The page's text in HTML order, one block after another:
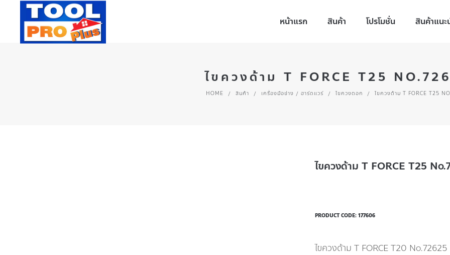
หน้าแรก สินค้า โปรโมชั่น สินค้าแนะ
ไขควงด้าม T FORCE T25
HOME / สินค้า / เครื่องมือช่าง / ฮาร์ดแวร์ / ไขควงตอก / ไขควงด้าม T FORCE T25
ไขควงด้าม T FORCE T25
PRODUCT CODE: 177606
ไขควงด้าม T FORCE T20 No.72625